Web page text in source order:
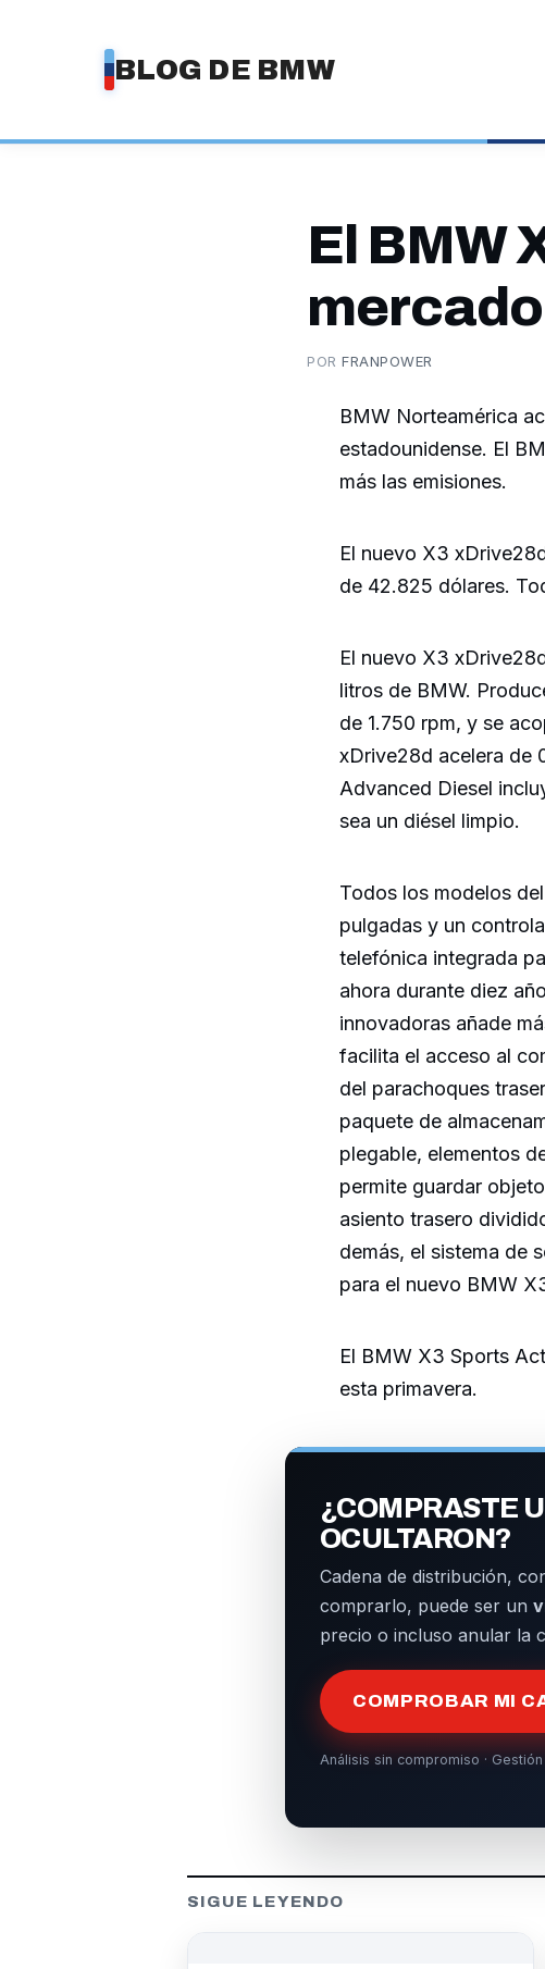
BLOG DE BMW
El BMW
PORFRANPOWER
BMW Norteamérica
estadounidense. El
más las emisiones.
El nuevo X3
de 42.825 dólares.
El nuevo X3
litros de BMW.
de 1.750 rpm, y se
xDrive28d acelera de
Advanced Diesel
sea un diésel limpio.
Todos los modelos
pulgadas y un
telefónica integrada
ahora durante diez
innovadoras añade
facilita el acceso al
del parachoques
paquete de
plegable, elementos
permite guardar
asiento trasero
demás, el sistema de
para el nuevo BMW
El BMW X3 Sports
esta primavera.
¿COMPRASTE
OCULTARON?
Cadena de distribución,
comprarlo, puede ser un
precio o incluso anular la
COMPROBAR MI
Análisis sin compromiso ·
SIGUE LEYENDO